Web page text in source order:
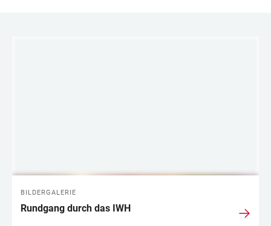
BILDERGALERIE
Rundgang durch das IWH